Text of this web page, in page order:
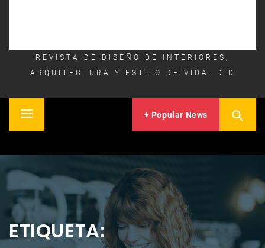
REVISTA DE DISEÑO DE INTERIORES,
ARQUITECTURA Y ESTILO DE VIDA. DID
Primary
Popular News
ETIQUETA: